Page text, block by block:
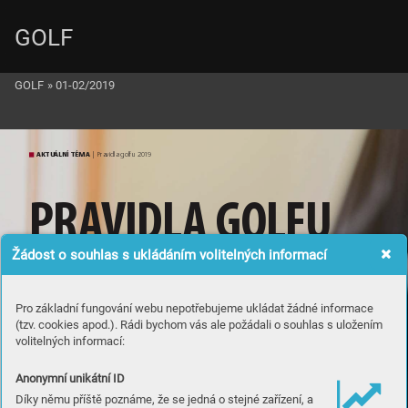
Žádost o souhlas s ukládáním volitelných informací
Pro základní fungování webu nepotřebujeme ukládat žádné informace
(tzv. cookies apod.). Rádi bychom vás ale požádali o souhlas s uložením
volitelných informací:
Anonymní unikátní ID
Díky němu příště poznáme, že se jedná o stejné zařízení, a
PRAVIDLA GOLFU
S KOMENTÁŘEM…
AKTUÁLNÍ TÉMA | Pravidla golfu 2019
GOLF
GOLF » 01-02/2019